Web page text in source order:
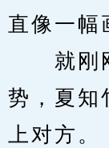
直像一幅
就刚刚
势，夏知
上对方。